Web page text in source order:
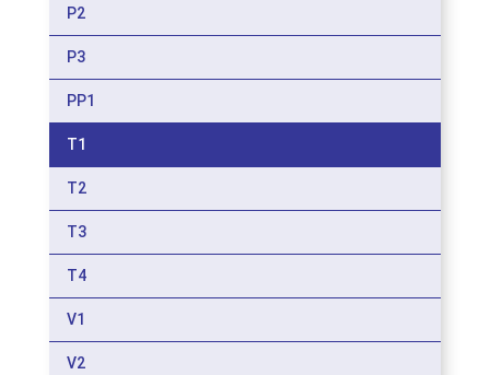
P2
P3
PP1
T1
T2
T3
T4
V1
V2